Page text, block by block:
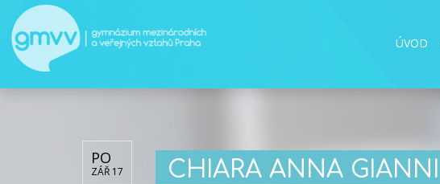
ÚVOD
PO
ZÁŘ 17 CHIARA ANNA GIANNI